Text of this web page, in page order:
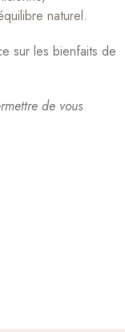
naturel.
sur les bienfaits de
de vous